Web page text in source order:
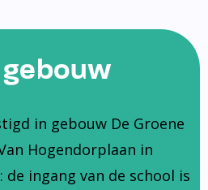
in gebouw De Groene
Hogendorplaan in
ingang van de school is